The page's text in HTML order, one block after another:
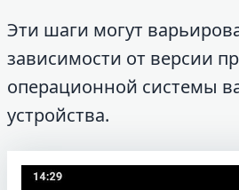
Эти шаги могут
зависимости от версии
операционной системы
устройства.